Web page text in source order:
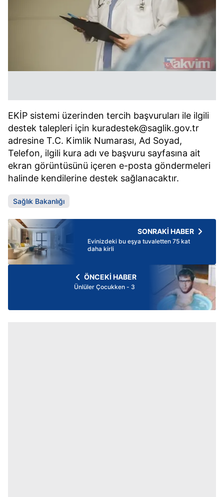
EKİP sistemi üzerinden tercih başvuruları ile ilgili
destek talepleri için kuradestek@saglik.gov.tr
adresine T.C. Kimlik Numarası, Ad Soyad,
Telefon, ilgili kura adı ve başvuru sayfasına ait
ekran görüntüsünü içeren e-posta göndermeleri
halinde kendilerine destek sağlanacaktır.
Sağlık Bakanlığı
SONRAKİ HABER
Evinizdeki bu eşya tuvaletten 75 kat
daha kirli
ÖNCEKİ HABER
Ünlüler Çocukken - 3